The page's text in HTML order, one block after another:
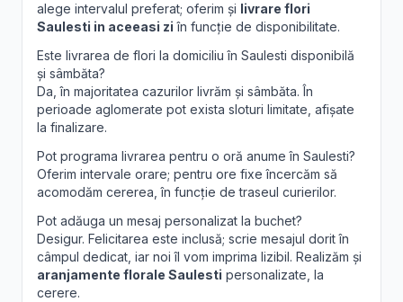
alege intervalul preferat; oferim și livrare flori
Saulesti in aceeasi zi în funcție de disponibilitate.
Este livrarea de flori la domiciliu în Saulesti disponibilă
și sâmbăta?
Da, în majoritatea cazurilor livrăm și sâmbăta. În
perioade aglomerate pot exista sloturi limitate, afișate
la finalizare.
Pot programa livrarea pentru o oră anume în Saulesti?
Oferim intervale orare; pentru ore fixe încercăm să
acomodăm cererea, în funcție de traseul curierilor.
Pot adăuga un mesaj personalizat la buchet?
Desigur. Felicitarea este inclusă; scrie mesajul dorit în
câmpul dedicat, iar noi îl vom imprima lizibil. Realizăm și
aranjamente florale Saulesti personalizate, la
cerere.